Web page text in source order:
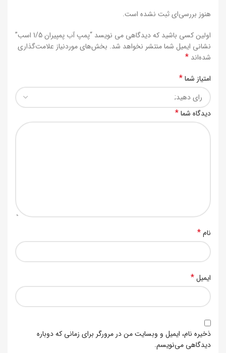
هنوز بررسی‌ای ثبت نشده است.
اولین کسی باشید که دیدگاهی می نویسد “پمپ آب پمپیران 1/5 اسب”
نشانی ایمیل شما منتشر نخواهد شد. بخش‌های موردنیاز علامت‌گذاری
شده‌اند *
امتیاز شما*
دیدگاه شما*
نام*
ایمیل*
ذخیره نام، ایمیل و وبسایت من در مرورگر برای زمانی که دوباره
دیدگاهی می‌نویسم.